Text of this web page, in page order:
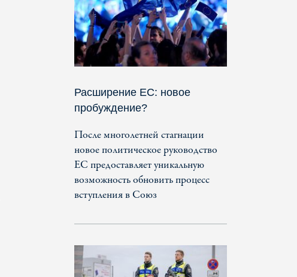
Расширение ЕС: новое
пробуждение?
После многолетней стагнации
новое политическое руководство
ЕС предоставляет уникальную
возможность обновить процесс
вступления в Союз